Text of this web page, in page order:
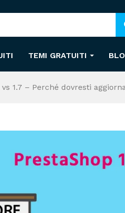
TEMI GRATUITI
vs 1.7 – Perché dovresti